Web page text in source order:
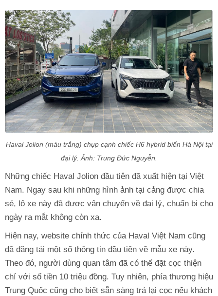
Haval Jolion (màu trắng) chụp cạnh chiếc H6 hybrid biển Hà Nội tại
đại lý. Ảnh: Trung Đức Nguyễn.
Những chiếc Haval Jolion đầu tiên đã xuất hiện tại Việt
Nam. Ngay sau khi những hình ảnh tại cảng được chia
sẻ, lô xe này đã được vận chuyển về đại lý, chuẩn bị cho
ngày ra mắt không còn xa.
Hiện nay, website chính thức của Haval Việt Nam cũng
đã đăng tải một số thông tin đầu tiên về mẫu xe này.
Theo đó, người dùng quan tâm đã có thể đặt cọc thiện
chí với số tiền 10 triệu đồng. Tuy nhiên, phía thương hiệu
Trung Quốc cũng cho biết sẵn sàng trả lại cọc nếu khách